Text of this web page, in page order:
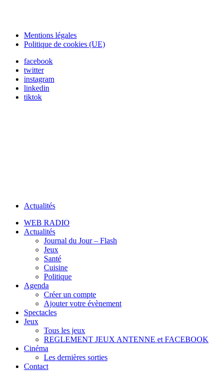
Mentions légales
Politique de cookies (UE)
facebook
twitter
instagram
linkedin
tiktok
Actualités
WEB RADIO
Actualités
Journal du Jour – Flash
Jeux
Santé
Cuisine
Politique
Agenda
Créer un compte
Ajouter votre évènement
Spectacles
Jeux
Tous les jeux
REGLEMENT JEUX ANTENNE et FACEBOOK
Cinéma
Les dernières sorties
Contact